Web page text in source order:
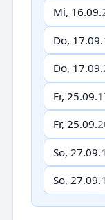
Mi, 16.09.
Do, 17.09.
Do, 17.09.
Fr, 25.09.
Fr, 25.09.
So, 27.09.
So, 27.09.